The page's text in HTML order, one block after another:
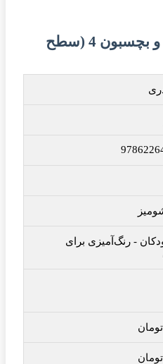
مشخصات کتاب بچین و بچسبون 4 (سطح
- رنگ‌آمیزی برای
تومان
تومان